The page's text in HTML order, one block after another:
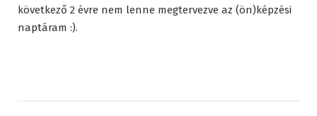
következő 2 évre nem lenne megtervezve az (ön)képzési
naptáram :).